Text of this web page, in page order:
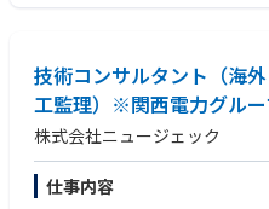
技術コンサルタント（海
工監理）※関西電力グル
株式会社ニュージェック
仕事内容